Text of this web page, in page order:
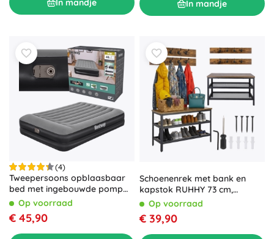
In mandje In mandje
(4)
Tweepersoons opblaasbaar
bed met ingebouwde pomp
en kussen 203 × 152 × 46 cm
BESTWAY
Op voorraad
€ 45,90
Schoenenrek met bank en
kapstok RUHHY 73 cm,
industrieel loft, bruin blad
Op voorraad
€ 39,90